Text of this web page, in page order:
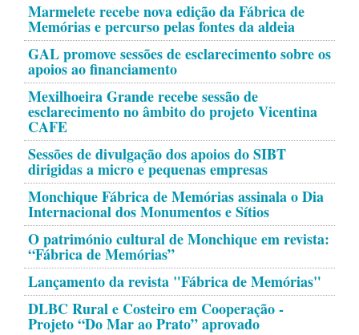
Marmelete recebe nova edição da Fábrica de
Memórias e percurso pelas fontes da aldeia
GAL promove sessões de esclarecimento sobre os
apoios ao financiamento
Mexilhoeira Grande recebe sessão de
esclarecimento no âmbito do projeto Vicentina
CAFE
Sessões de divulgação dos apoios do SIBT
dirigidas a micro e pequenas empresas
Monchique Fábrica de Memórias assinala o Dia
Internacional dos Monumentos e Sítios
O património cultural de Monchique em revista:
“Fábrica de Memórias”
Lançamento da revista "Fábrica de Memórias"
DLBC Rural e Costeiro em Cooperação -
Projeto “Do Mar ao Prato” aprovado